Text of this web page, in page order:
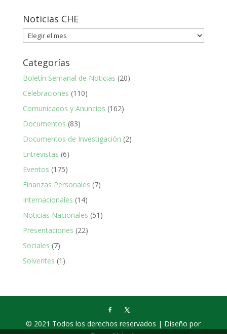
Noticias CHE
Noticias
CHE
Categorías
Boletín Semanal de Noticias (20)
Celebraciones (110)
Comunicados y Anuncios (162)
Documentos (83)
Documentos de Investigación (2)
Entrevistas (6)
Eventos (175)
Finanzas Personales (7)
Internacionales (14)
Noticias Nacionales (51)
Presentaciones (22)
Sociales (7)
Solventes (1)
© 2021 Todos los derechos reservados | Diseño por